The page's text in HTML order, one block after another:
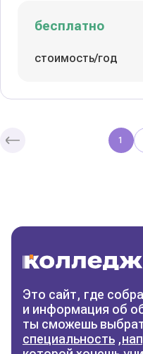
бесплатно
стоимость/год
колледж
1
Это сайт, где
и информация об
ты сможешь
специальность ,